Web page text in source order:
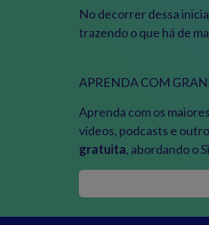
No decorrer dessa
trazendo o que há de
APRENDA COM
Aprenda com os
vídeos, podcasts e
gratuita, abordando o